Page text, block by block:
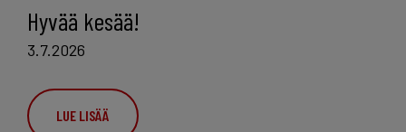
Hyvää kesää!
3.7.2026
LUE LISÄÄ